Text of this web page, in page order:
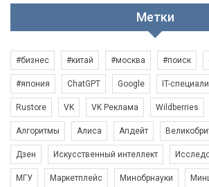
Метки
#бизнес #китай #москва #поиск
#япония ChatGPT Google IT-
Rustore VK VK Реклама Wildberries
Алгоритмы Алиса Апдейт
Дзен Искусственный интеллект
МГУ Маркетплейс Минобрнауки